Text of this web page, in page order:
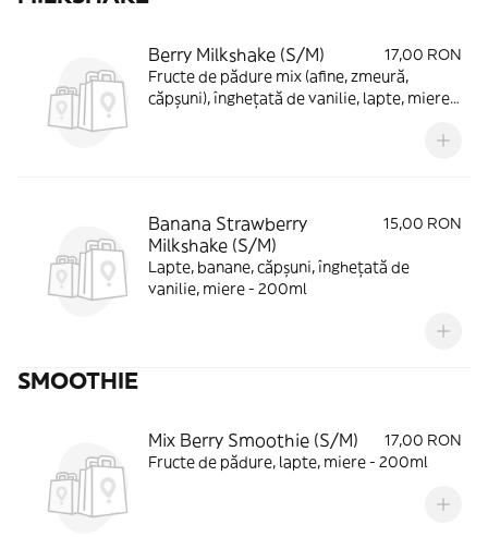
Berry Milkshake (S/M)
17,00 RON
Fructe de pădure mix (afine, zmeură,
căpșuni), înghețată de vanilie, lapte, miere -
Banana Strawberry
Milkshake (S/M)
15,00 RON
Lapte, banane, căpșuni, înghețată de
vanilie, miere - 200ml
SMOOTHIE
Mix Berry Smoothie (S/M)
17,00 RON
Fructe de pădure, lapte, miere - 200ml